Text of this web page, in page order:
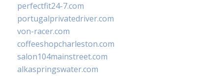
perfectfit24-7.com
portugalprivatedriver.com
von-racer.com
coffeeshopcharleston.com
salon104mainstreet.com
alkaspringswater.com